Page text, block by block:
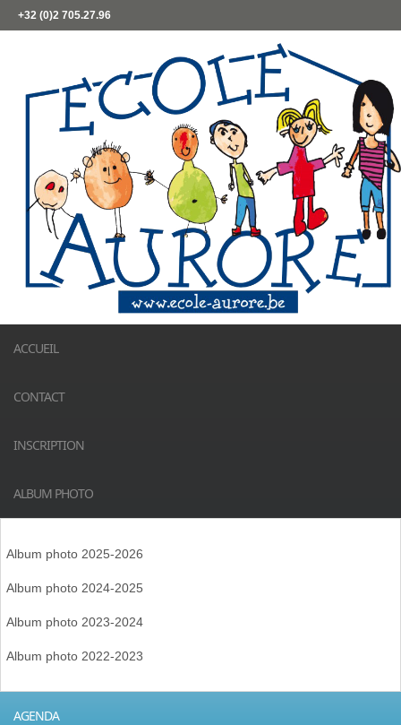
+32 (0)2 705.27.96
ACCUEIL
CONTACT
INSCRIPTION
ALBUM PHOTO
Album photo 2025-2026
Album photo 2024-2025
Album photo 2023-2024
Album photo 2022-2023
AGENDA